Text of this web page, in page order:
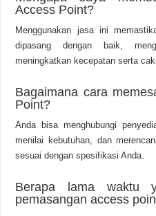
Access Point?
Menggunakan jasa ini
dipasang dengan baik,
meningkatkan kecepatan serta
Bagaimana cara
Point?
Anda bisa menghubungi
menilai kebutuhan, dan
sesuai dengan spesifikasi Anda.
Berapa lama waktu
pemasangan access